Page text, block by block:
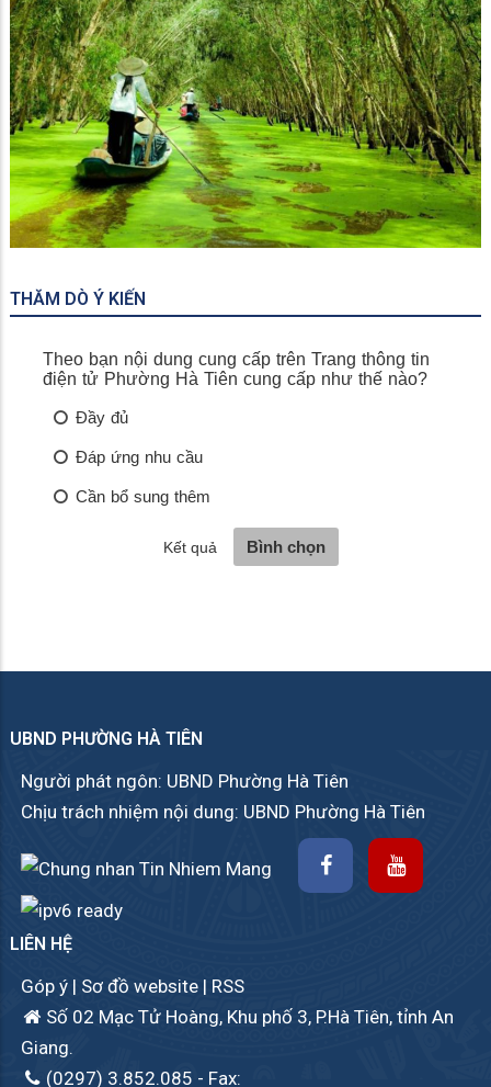
Rừng Tràm Trà Sư
THĂM DÒ Ý KIẾN
UBND PHƯỜNG HÀ TIÊN
Người phát ngôn: UBND Phường Hà Tiên
Chịu trách nhiệm nội dung: UBND Phường Hà Tiên
LIÊN HỆ
Góp ý | Sơ đồ website | RSS
Số 02 Mạc Tử Hoàng, Khu phố 3, P.Hà Tiên, tỉnh An
Giang.
(0297) 3.852.085 - Fax: